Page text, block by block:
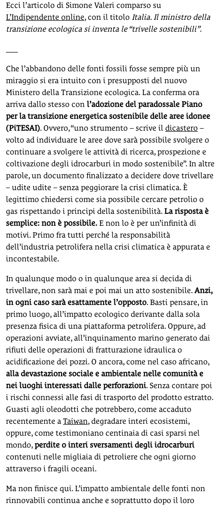
Ecci l’articolo di Simone Valeri comparso su
L’Indipendente online, con il titolo Italia. Il ministro della
transizione ecologica si inventa le “trivelle sostenibili”.
Che l’abbandono delle fonti fossili fosse sempre più un
miraggio si era intuito con i presupposti del nuovo
Ministero della Transizione ecologica. La conferma ora
arriva dallo stesso con l’adozione del paradossale Piano
per la transizione energetica sostenibile delle aree idonee
(PiTESAI). Ovvero, “uno strumento – scrive il dicastero –
volto ad individuare le aree dove sarà possibile svolgere o
continuare a svolgere le attività di ricerca, prospezione e
coltivazione degli idrocarburi in modo sostenibile”. In altre
parole, un documento finalizzato a decidere dove trivellare
– udite udite – senza peggiorare la crisi climatica. È
legittimo chiedersi come sia possibile cercare petrolio o
gas rispettando i principi della sostenibilità. La risposta è
semplice: non è possibile. E non lo è per un’infinità di
motivi. Primo fra tutti perché la responsabilità
dell’industria petrolifera nella crisi climatica è appurata e
incontestabile.
In qualunque modo o in qualunque area si decida di
trivellare, non sarà mai e poi mai un atto sostenibile. Anzi,
in ogni caso sarà esattamente l’opposto. Basti pensare, in
primo luogo, all’impatto ecologico derivante dalla sola
presenza fisica di una piattaforma petrolifera. Oppure, ad
operazioni avviate, all’inquinamento marino generato dai
rifiuti delle operazioni di fratturazione idraulica o
acidificazione dei pozzi. O ancora, come nel caso africano,
alla devastazione sociale e ambientale nelle comunità e
nei luoghi interessati dalle perforazioni. Senza contare poi
i rischi connessi alle fasi di trasporto del prodotto estratto.
Guasti agli oleodotti che potrebbero, come accaduto
recentemente a Taiwan, degradare interi ecosistemi,
oppure, come testimoniano centinaia di casi sparsi nel
mondo,perdite o interi sversamenti degli idrocarburi
contenuti nelle migliaia di petroliere che ogni giorno
attraverso i fragili oceani.
Ma non finisce qui. L’impatto ambientale delle fonti non
rinnovabili continua anche e soprattutto dopo il loro